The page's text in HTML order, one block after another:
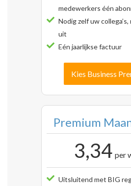
medewerkers één
Nodig zelf uw
uit
Eén jaarlijkse factuur
Kies Business
Premium
3,34 per
Uitsluitend met BIG